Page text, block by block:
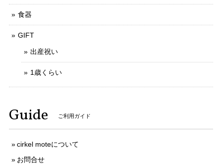
食器
GIFT
出産祝い
1歳くらい
Guide ご利用ガイド
cirkel moteについて
お問合せ